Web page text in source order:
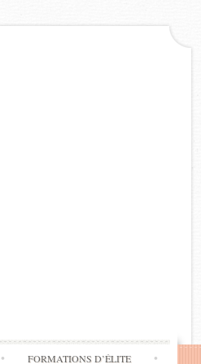
FORMATIONS D’ÉLITE